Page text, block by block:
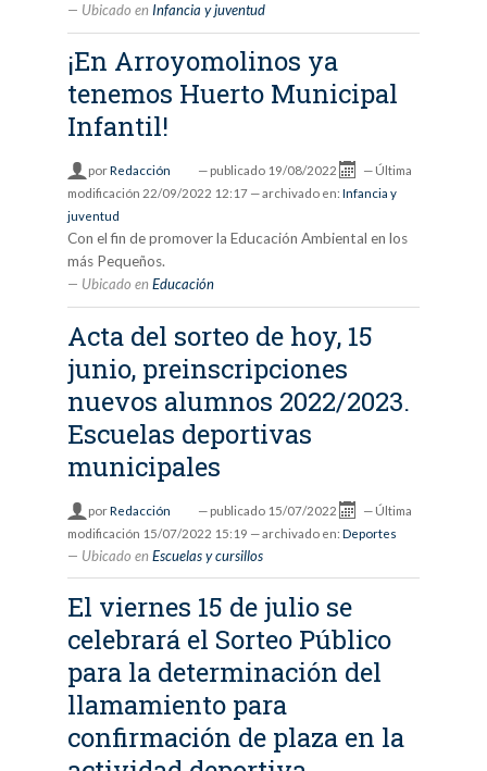
Ubicado en Infancia y juventud
¡En Arroyomolinos ya
tenemos Huerto Municipal
Infantil!
porRedacción — publicado 19/08/2022 — Última
modificación 22/09/2022 12:17 — archivado en: Infancia y
juventud
Con el fin de promover la Educación Ambiental en los
más Pequeños.
Ubicado en Educación
Acta del sorteo de hoy, 15
junio, preinscripciones
nuevos alumnos 2022/2023.
Escuelas deportivas
municipales
porRedacción — publicado 15/07/2022 — Última
modificación 15/07/2022 15:19 — archivado en: Deportes
Ubicado en Escuelas y cursillos
El viernes 15 de julio se
celebrará el Sorteo Público
para la determinación del
llamamiento para
confirmación de plaza en la